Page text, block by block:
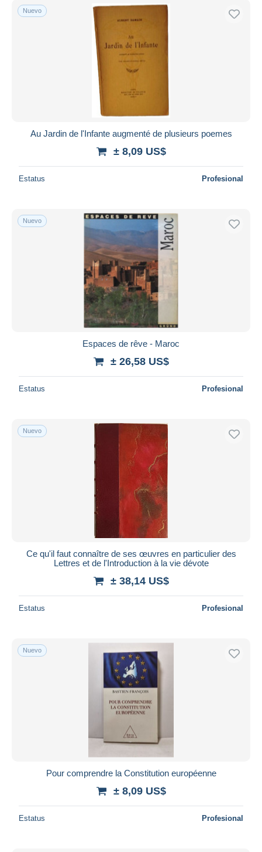
Nuevo
Au Jardin de l'Infante augmenté de plusieurs poemes
± 8,09 US$
Estatus Profesional
Nuevo
Espaces de rêve - Maroc
± 26,58 US$
Estatus Profesional
Nuevo
Ce qu'il faut connaître de ses œuvres en particulier des
Lettres et de l'Introduction à la vie dévote
± 38,14 US$
Estatus Profesional
Nuevo
Pour comprendre la Constitution européenne
± 8,09 US$
Estatus Profesional